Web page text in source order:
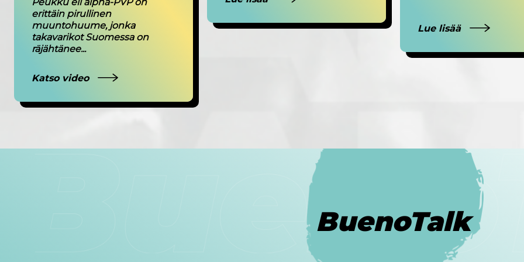
Peukku eli alpha-PVP on
erittäin pirullinen
muuntohuume, jonka
takavarikot Suomessa on
räjähtänee...
Katso video
Lue lisää
BuenoTalk